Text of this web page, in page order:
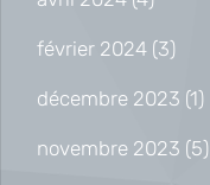
février 2024 (3)
décembre 2023 (1)
novembre 2023 (5)